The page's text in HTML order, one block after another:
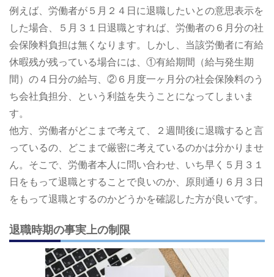
例えば、労働者が５月２４日に退職したいとの意思表示を
した場合、５月３１日退職とすれば、労働者の６月分の社
会保険料負担は無くなります。しかし、当該労働者に有給
休暇残が残っている場合には、①有給期間（給与発生期
間）の４日分の給与、②６月度一ヶ月分の社会保険料のう
ち会社負担分、という利益を失うことになってしまいま
す。
他方、労働者がどこまで考えて、２週間後に退職すると言
っているの、どこまで厳密に考えているのかは分かりませ
ん。そこで、労働者本人に問い合わせ、いち早く５月３１
日をもって退職とすることで良いのか、原則通り６月３日
をもって退職とするのかどうかを確認した方が良いです。
退職時期の事実上の制限